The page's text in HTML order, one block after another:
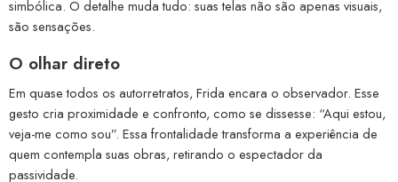
simbólica. O detalhe muda tudo: suas telas não são apenas visuais,
são sensações.
O olhar direto
Em quase todos os autorretratos, Frida encara o observador. Esse
gesto cria proximidade e confronto, como se dissesse: “Aqui estou,
veja-me como sou”. Essa frontalidade transforma a experiência de
quem contempla suas obras, retirando o espectador da
passividade.